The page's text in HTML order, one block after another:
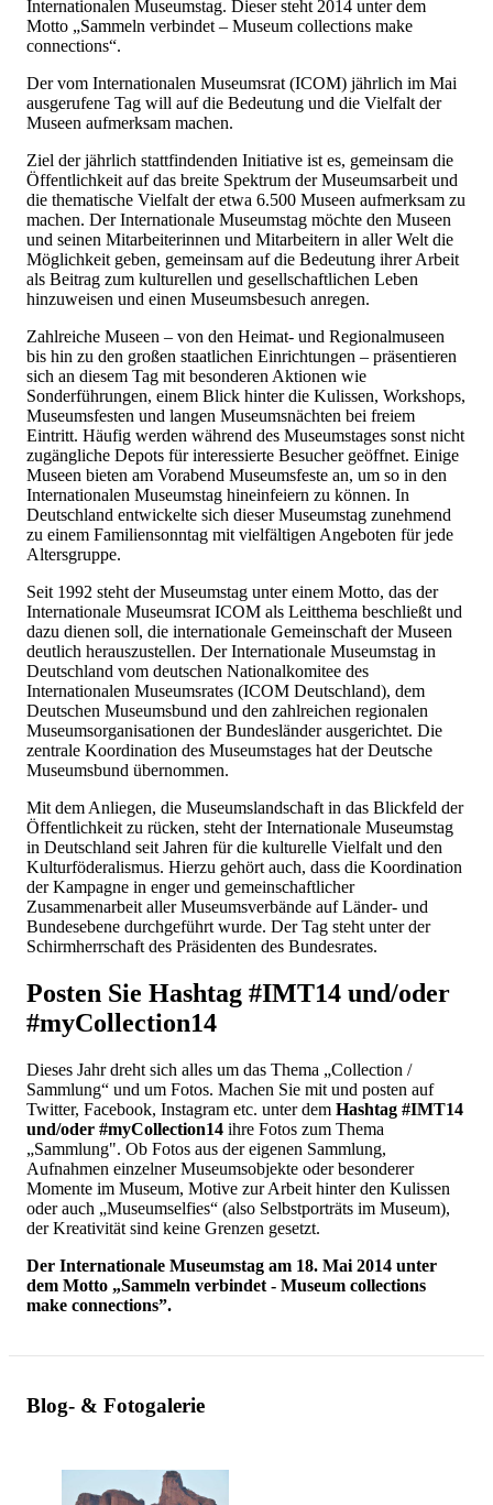
Internationalen Museumstag. Dieser steht 2014 unter dem
Motto „Sammeln verbindet – Museum collections make
connections“.
Der vom Internationalen Museumsrat (ICOM) jährlich im Mai
ausgerufene Tag will auf die Bedeutung und die Vielfalt der
Museen aufmerksam machen.
Ziel der jährlich stattfindenden Initiative ist es, gemeinsam die
Öffentlichkeit auf das breite Spektrum der Museumsarbeit und
die thematische Vielfalt der etwa 6.500 Museen aufmerksam zu
machen. Der Internationale Museumstag möchte den Museen
und seinen Mitarbeiterinnen und Mitarbeitern in aller Welt die
Möglichkeit geben, gemeinsam auf die Bedeutung ihrer Arbeit
als Beitrag zum kulturellen und gesellschaftlichen Leben
hinzuweisen und einen Museumsbesuch anregen.
Zahlreiche Museen – von den Heimat- und Regionalmuseen
bis hin zu den großen staatlichen Einrichtungen – präsentieren
sich an diesem Tag mit besonderen Aktionen wie
Sonderführungen, einem Blick hinter die Kulissen, Workshops,
Museumsfesten und langen Museumsnächten bei freiem
Eintritt. Häufig werden während des Museumstages sonst nicht
zugängliche Depots für interessierte Besucher geöffnet. Einige
Museen bieten am Vorabend Museumsfeste an, um so in den
Internationalen Museumstag hineinfeiern zu können. In
Deutschland entwickelte sich dieser Museumstag zunehmend
zu einem Familiensonntag mit vielfältigen Angeboten für jede
Altersgruppe.
Seit 1992 steht der Museumstag unter einem Motto, das der
Internationale Museumsrat ICOM als Leitthema beschließt und
dazu dienen soll, die internationale Gemeinschaft der Museen
deutlich herauszustellen. Der Internationale Museumstag in
Deutschland vom deutschen Nationalkomitee des
Internationalen Museumsrates (ICOM Deutschland), dem
Deutschen Museumsbund und den zahlreichen regionalen
Museumsorganisationen der Bundesländer ausgerichtet. Die
zentrale Koordination des Museumstages hat der Deutsche
Museumsbund übernommen.
Mit dem Anliegen, die Museumslandschaft in das Blickfeld der
Öffentlichkeit zu rücken, steht der Internationale Museumstag
in Deutschland seit Jahren für die kulturelle Vielfalt und den
Kulturföderalismus. Hierzu gehört auch, dass die Koordination
der Kampagne in enger und gemeinschaftlicher
Zusammenarbeit aller Museumsverbände auf Länder- und
Bundesebene durchgeführt wurde. Der Tag steht unter der
Schirmherrschaft des Präsidenten des Bundesrates.
Posten Sie Hashtag #IMT14 und/oder
#myCollection14
Dieses Jahr dreht sich alles um das Thema „Collection /
Sammlung“ und um Fotos. Machen Sie mit und posten auf
Twitter, Facebook, Instagram etc. unter dem Hashtag #IMT14
und/oder #myCollection14 ihre Fotos zum Thema
„Sammlung". Ob Fotos aus der eigenen Sammlung,
Aufnahmen einzelner Museumsobjekte oder besonderer
Momente im Museum, Motive zur Arbeit hinter den Kulissen
oder auch „Museumselfies“ (also Selbstporträts im Museum),
der Kreativität sind keine Grenzen gesetzt.
Der Internationale Museumstag am 18. Mai 2014 unter
dem Motto „Sammeln verbindet - Museum collections
make connections”.
Blog- & Fotogalerie